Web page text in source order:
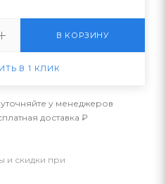
В КОРЗИНУ
В 1 КЛИК
у менеджеров
доставка ₽
и скидки при